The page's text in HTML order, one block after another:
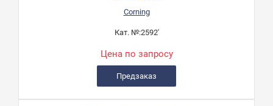
Corning
Кат. №:2592'
Цена по запросу
Предзаказ